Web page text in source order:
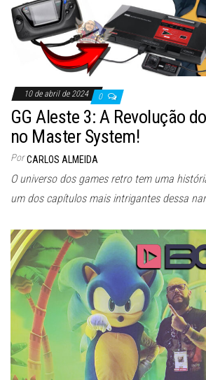
10 de abril de 2024 0
GG Aleste 3: A Revolução
no Master System!
Por CARLOS ALMEIDA
O universo dos games retro tem uma
um dos capítulos mais intrigantes dessa